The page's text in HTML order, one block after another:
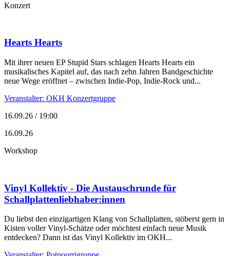
Konzert
Hearts Hearts
Mit ihrer neuen EP Stupid Stars schlagen Hearts Hearts ein
musikalisches Kapitel auf, das nach zehn Jahren Bandgeschichte
neue Wege eröffnet – zwischen Indie-Pop, Indie-Rock und...
Veranstalter: OKH Konzertgruppe
16.09.26 / 19:00
16.09.26
Workshop
Vinyl Kollektiv - Die Austauschrunde für
Schallplattenliebhaber:innen
Du liebst den einzigartigen Klang von Schallplatten, stöberst gern in
Kisten voller Vinyl-Schätze oder möchtest einfach neue Musik
entdecken? Dann ist das Vinyl Kollektiv im OKH...